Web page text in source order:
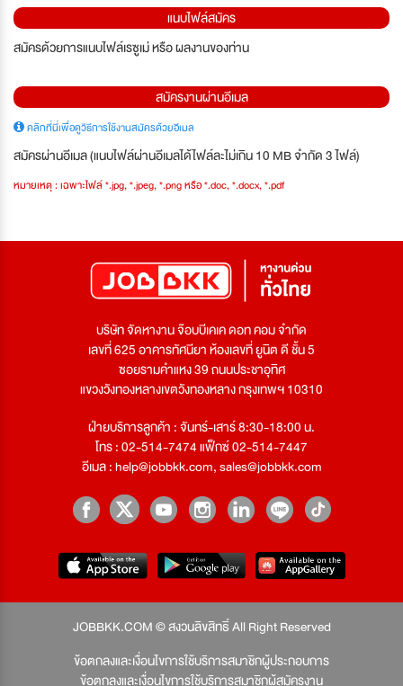
แนบไฟล์สมัคร
สมัครด้วยการแนบไฟล์เรซูเม่ หรือ ผลงานของท่าน
สมัครงานผ่านอีเมล
คลิกที่นี่เพื่อดูวิธีการใช้งานสมัครด้วยอีเมล
สมัครผ่านอีเมล (แนบไฟล์ผ่านอีเมลได้ไฟล์ละไม่เกิน 10 MB จำกัด 3 ไฟล์)
หมายเหตุ : เฉพาะไฟล์ *.jpg, *.jpeg, *.png หรือ *.doc, *.docx, *.pdf
บริษัท จัดหางาน จ๊อบบีเคเค ดอท คอม จำกัด
เลขที่ 625 อาคารทัศนียา ห้องเลขที่ ยูนิต ดี ชั้น 5
ซอยรามคำแหง 39 ถนนประชาอุทิศ
แขวงวังทองหลางเขตวังทองหลาง กรุงเทพฯ 10310
ฝ่ายบริการลูกค้า : จันทร์-เสาร์ 8:30-18:00 น.
โทร : 02-514-7474 แฟ็กซ์ 02-514-7447
อีเมล :help@jobbkk.com,sales@jobbkk.com
JOBBKK.COM © สงวนลิขสิทธิ์ All Right Reserved
ข้อตกลงและเงื่อนไขการใช้บริการสมาชิกผู้ประกอบการ
ข้อตกลงและเงื่อนไขการใช้บริการสมาชิกผู้สมัครงาน